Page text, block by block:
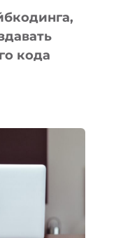
кода